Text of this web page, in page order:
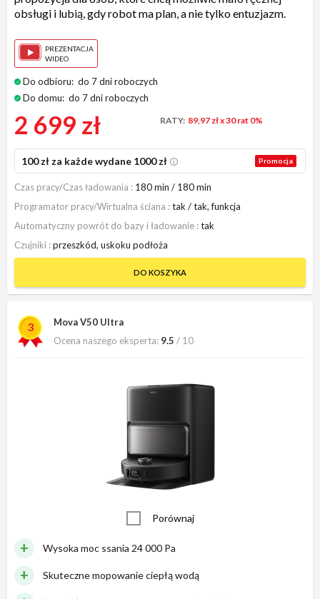
obsługi i lubią, gdy robot ma plan, a nie tylko entuzjazm.
PREZENTACJA
WIDEO
Do odbioru: do 7 dni roboczych
Do domu: do 7 dni roboczych
2 699 zł RATY: 89,97 złx 30 rat 0%
Promocja
100 zł za każde wydane 1000 zł
Czas pracy/Czas ładowania
180 min / 180 min
Programator pracy/Wirtualna ściana
tak / tak, funkcja
Automatyczny powrót do bazy i ładowanie tak
Czujniki przeszkód, uskoku podłoża
DO KOSZYKA
3
Mova V50 Ultra
Ocena naszego eksperta: 9.5 / 10
Porównaj
Wysoka moc ssania 24 000 Pa
Skuteczne mopowanie ciepłą wodą